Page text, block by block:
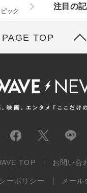
ック
注目の
PAGE TOP
TOP お問い合
ーポリシー メー